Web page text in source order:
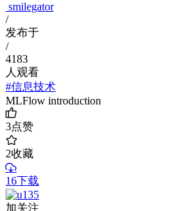
smilegator
/
发布于
/
4183
人观看
#信息技术
MLFlow introduction
3点赞
2收藏
16下载
加关注